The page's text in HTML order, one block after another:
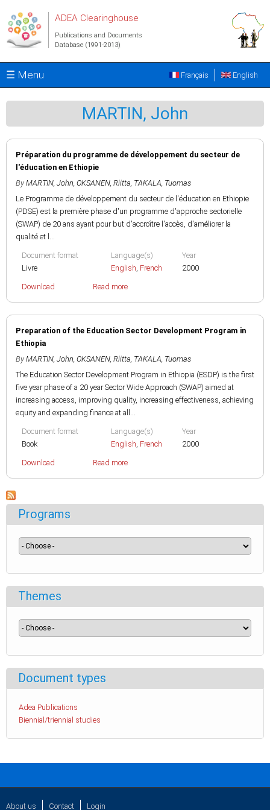
ADEA Clearinghouse
Publications and Documents
Database (1991-2013)
☰ Menu English
Français
MARTIN, John
Préparation du programme de développement du secteur de
l'éducation en Ethiopie
By MARTIN, John, OKSANEN, Riitta, TAKALA, Tuomas
Le Programme de développement du secteur de l'éducation en Ethiopie
(PDSE) est la première phase d'un programme d'approche sectorielle
(SWAP) de 20 ans ayant pour but d'accroître l'accès, d'améliorer la
qualité et l...
Document format
Livre
Language(s)
English, French
Year
2000
Download Read more
Preparation of the Education Sector Development Program in
Ethiopia
By MARTIN, John, OKSANEN, Riitta, TAKALA, Tuomas
The Education Sector Development Program in Ethiopia (ESDP) is the first
five year phase of a 20 year Sector Wide Approach (SWAP) aimed at
increasing access, improving quality, increasing effectiveness, achieving
equity and expanding finance at all...
Document format
Book
Language(s)
English, French
Year
2000
Download Read more
Programs
Themes
Document types
Adea Publications
Biennial/triennial studies
About us Contact Login